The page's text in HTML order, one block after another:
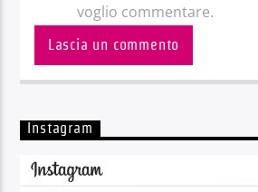
voglio commentare.
Instagram